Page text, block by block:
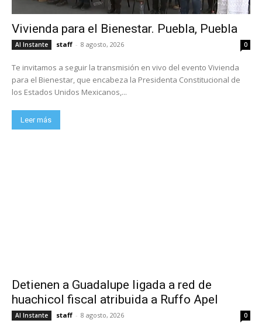
Vivienda para el Bienestar. Puebla, Puebla
Al Instante staff - 8 agosto, 2026 0
Te invitamos a seguir la transmisión en vivo del evento Vivienda
para el Bienestar, que encabeza la Presidenta Constitucional de
los Estados Unidos Mexicanos,...
Leer más
Detienen a Guadalupe ligada a red de
huachicol fiscal atribuida a Ruffo Apel
Al Instante staff - 8 agosto, 2026 0